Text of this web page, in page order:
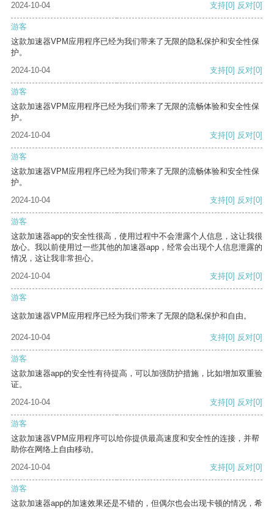
2024-10-04
支持[0] 反对[0]
游客
这款加速器VPM应用程序已经为我们带来了无限的隐私保护和安全性保
护。
2024-10-04
支持[0] 反对[0]
游客
这款加速器VPM应用程序已经为我们带来了无限的流畅体验和安全性保
护。
2024-10-04
支持[0] 反对[0]
游客
这款加速器VPM应用程序已经为我们带来了无限的流畅体验和安全性保
护。
2024-10-04
支持[0] 反对[0]
游客
这款加速器app的安全性很高，使用过程中不会泄露个人信息，这让我很
放心。我以前使用过一些其他的加速器app，经常会出现个人信息泄露的
情况，这让我非常担心。
2024-10-04
支持[0] 反对[0]
游客
这款加速器VPM应用程序已经为我们带来了无限的隐私保护和自由。
2024-10-04 支持[0] 反对[0]
游客
这款加速器app的安全性有待提高，可以加强防护措施，比如增加双重验
证。
2024-10-04
支持[0] 反对[0]
游客
这款加速器VPM应用程序可以给你提供最高速度和安全性的连接，并帮
助你在网络上自由移动。
2024-10-04
支持[0] 反对[0]
游客
这款加速器app的加速效果还是不错的，但偶尔也会出现卡顿的情况，希